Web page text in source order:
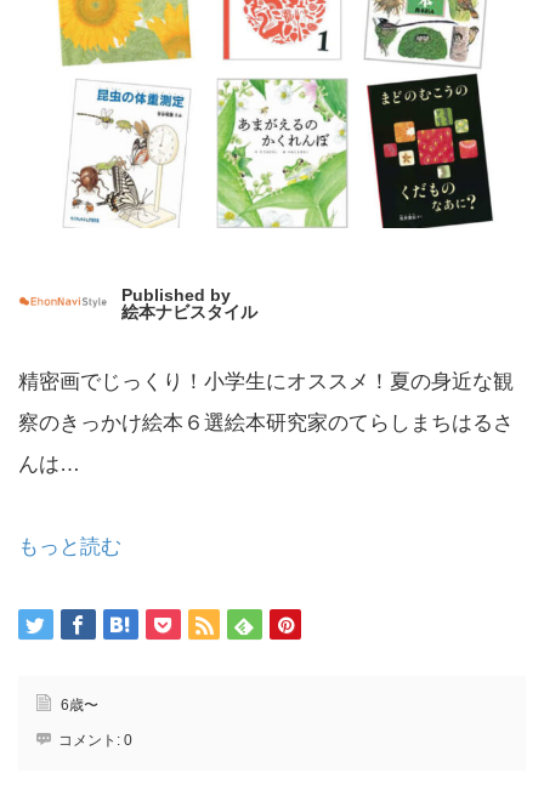
Published by
絵本ナビスタイル
精密画でじっくり！小学生にオススメ！夏の身近な観
察のきっかけ絵本６選絵本研究家のてらしまちはるさ
んは…
もっと読む
6歳〜
コメント: 0